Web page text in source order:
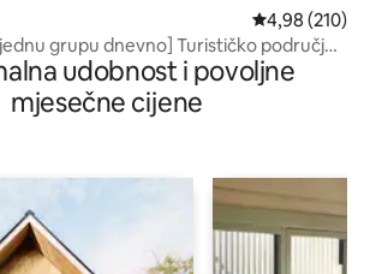
Prosječna
4,98 (210)
grupu dnevno] Turističko područje
nalazi se u pješačkoj udaljenosti. Drugi
je rezerviran. Čas za čaj u kafiću
je popularan
udobnost i povoljne
mjesečne cijene